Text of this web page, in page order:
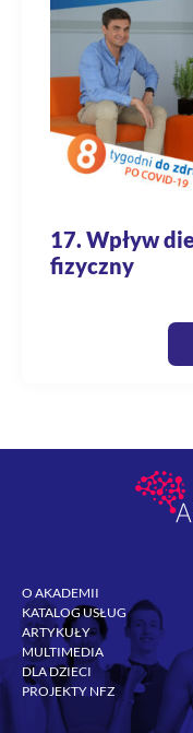
17. Wpływ
fizyczny
O AKADEMII
KATALOG USŁUG
ARTYKUŁY
MULTIMEDIA
DLA DZIECI
PROJEKTY NFZ